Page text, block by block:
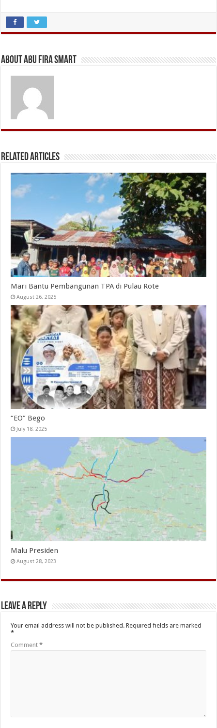
About Abu Fira Smart
Related Articles
Mari Bantu Pembangunan TPA di Pulau Rote
August 26, 2025
“EO” Bego
July 18, 2025
Malu Presiden
August 28, 2023
Leave a Reply
Your email address will not be published. Required fields are marked
*
Comment*